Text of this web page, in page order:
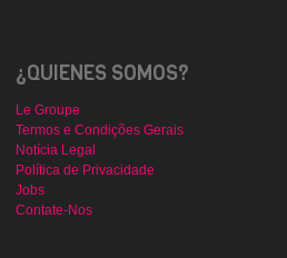
¿QUIENES SOMOS?
Le Groupe
Termos e Condições Gerais
Notícia Legal
Política de Privacidade
Jobs
Contate-Nos